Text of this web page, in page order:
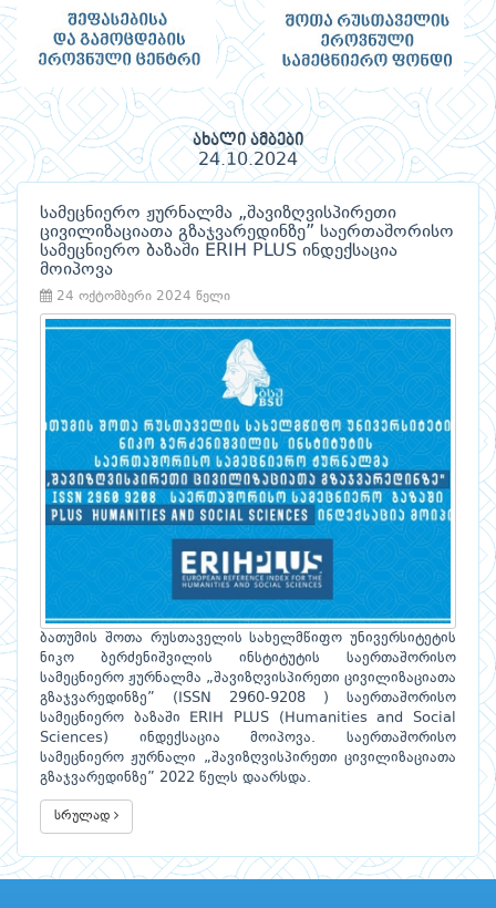
ახალი ამბები
24.10.2024
სამეცნიერო ჟურნალმა „შავიზღვისპირეთი
ცივილიზაციათა გზაჯვარედინზე” საერთაშორისო
სამეცნიერო ბაზაში ERIH PLUS ინდექსაცია
მოიპოვა
24 ოქტომბერი 2024 წელი
ბათუმის შოთა რუსთაველის სახელმწიფო უნივერსიტეტის
ნიკო ბერძენიშვილის ინსტიტუტის საერთაშორისო
სამეცნიერო ჟურნალმა „შავიზღვისპირეთი ცივილიზაციათა
გზაჯვარედინზე” (ISSN 2960-9208 ) საერთაშორისო
სამეცნიერო ბაზაში ERIH PLUS (Humanities and Social
Sciences) ინდექსაცია მოიპოვა. საერთაშორისო
სამეცნიერო ჟურნალი „შავიზღვისპირეთი ცივილიზაციათა
გზაჯვარედინზე” 2022 წელს დაარსდა.
სრულად